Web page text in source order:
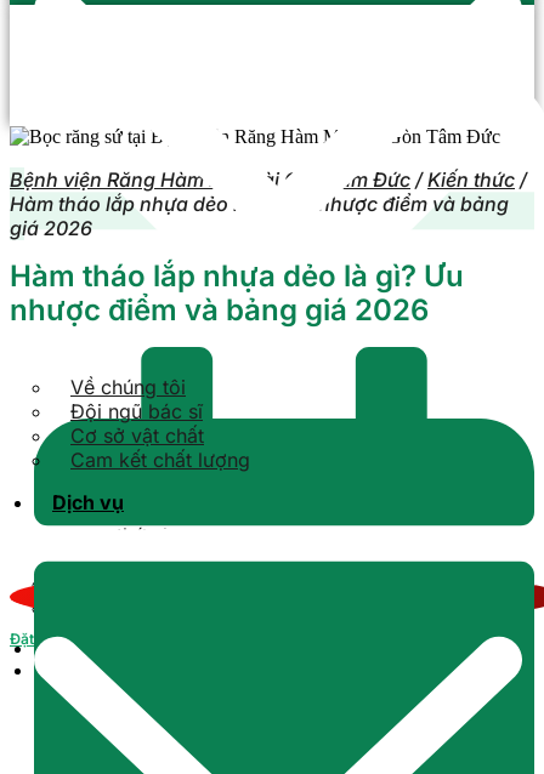
Về chúng tôi
Đội ngũ bác sĩ
Cơ sở vật chất
Cam kết chất lượng
Dịch vụ
Kiến thức răng sứ
Kiến thức Implant
Kiến thức niềng răng
Tin tức
Liên hệ
Đặt lịch
Bệnh viện Răng Hàm Mặt Sài Gòn Tâm Đức /Kiến thức /
Hàm tháo lắp nhựa dẻo là gì? Ưu nhược điểm và bảng
giá 2026
Hàm tháo lắp nhựa dẻo là gì? Ưu
nhược điểm và bảng giá 2026